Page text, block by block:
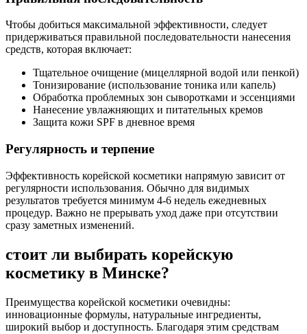
Чтобы добиться максимальной эффективности, следует
придерживаться правильной последовательности нанесения
средств, которая включает:
Тщательное очищение (мицеллярной водой или пенкой)
Тонизирование (использование тоника или капель)
Обработка проблемных зон сыворотками и эссенциями
Нанесение увлажняющих и питательных кремов
Защита кожи SPF в дневное время
Регулярность и терпение
Эффективность корейской косметики напрямую зависит от
регулярности использования. Обычно для видимых
результатов требуется минимум 4-6 недель ежедневных
процедур. Важно не прерывать уход даже при отсутствии
сразу заметных изменений.
стоит ли выбирать корейскую
косметику в Минске?
Преимущества корейской косметики очевидны:
инновационные формулы, натуральные ингредиенты,
широкий выбор и доступность. Благодаря этим средствам